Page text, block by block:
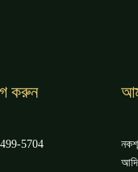
করুন
5704